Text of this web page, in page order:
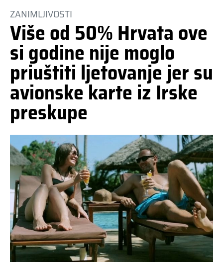
ZANIMLJIVOSTI
Više od 50% Hrvata ove
si godine nije moglo
priuštiti ljetovanje jer su
avionske karte iz Irske
preskupe